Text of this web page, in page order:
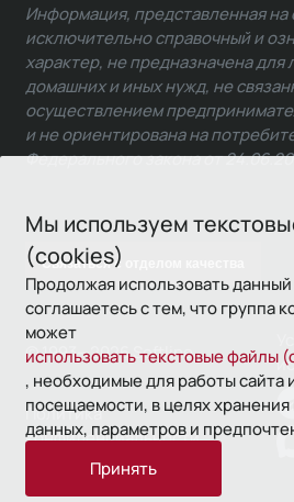
Мы используем
(cookies)
Продолжая использовать
соглашаетесь с тем, что группа
может
использовать текстовые файлы
, необходимые для работы сайта
посещаемости, в целях
данных, параметров и
Принять
Связаться с отделом качества
Информация, представленная на
исключительно справочный и
характер, не предназначена для
домашних и иных нужд, не
осуществлением
и не ориентирована на
Федерального закона от
© 1993—2026 Softline
Политика
конфиденциальности